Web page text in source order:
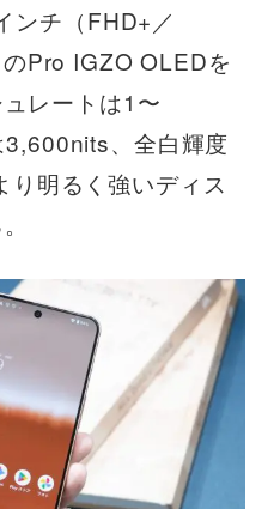
ンチ（FHD+／
Pro IGZO OLEDを
レートは1〜
、全白輝度
明るく強いディス